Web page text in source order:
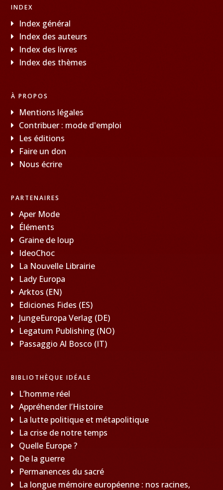
INDEX
Index général
Index des auteurs
Index des livres
Index des thèmes
À PROPOS
Mentions légales
Contribuer : mode d'emploi
Les éditions
Faire un don
Nous écrire
PARTENAIRES
Aper Mode
Éléments
Graine de loup
IdeoChoc
La Nouvelle Librairie
Lady Europa
Arktos (EN)
Ediciones Fides (ES)
JungeEuropa Verlag (DE)
Legatum Publishing (NO)
Passaggio Al Bosco (IT)
BIBLIOTHÈQUE IDÉALE
L’homme réel
Appréhender l’Histoire
La lutte politique et métapolitique
La crise de notre temps
Quelle Europe ?
De la guerre
Permanences du sacré
La longue mémoire européenne : nos racines,